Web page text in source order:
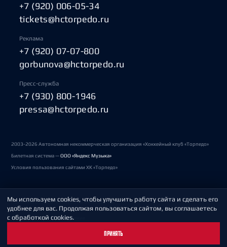
+7 (920) 006-05-34
tickets@hctorpedo.ru
Реклама
+7 (920) 07-07-800
gorbunova@hctorpedo.ru
Пресс-служба
+7 (930) 800-1946
pressa@hctorpedo.ru
2003-2026 Автономная некоммерческая организация «Хоккейный клуб «Торпедо»
Билетная система —ООО «Яндекс Музыка»
Условия пользования сайтами ХК «Торпедо»
Политика обработки персональных данных
Пользовательское соглашение
Мы используем cookies, чтобы улучшить работу сайта и сделать его
удобнее для вас. Продолжая пользоваться сайтом, вы соглашаетесь
с обработкой cookies.
ПРИНЯТЬ